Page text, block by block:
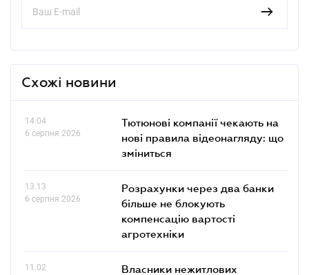
Схожі новини
14.04
6 серпня 2026
Тютюнові компанії чекають на
нові правила відеонагляду: що
зміниться
13.13
6 серпня 2026
Розрахунки через два банки
більше не блокують
компенсацію вартості
агротехніки
11.02
Власники нежитлових